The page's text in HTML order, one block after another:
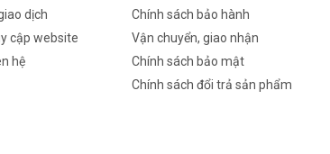
dịch
cập website
hệ
Chính sách bảo hành
Vận chuyển, giao nhận
Chính sách bảo mật
Chính sách đổi trả sản phẩm